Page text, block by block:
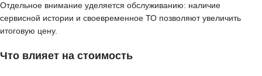
Отдельное внимание уделяется обслуживанию: наличие
сервисной истории и своевременное ТО позволяют увеличить
итоговую цену.
Что влияет на стоимость